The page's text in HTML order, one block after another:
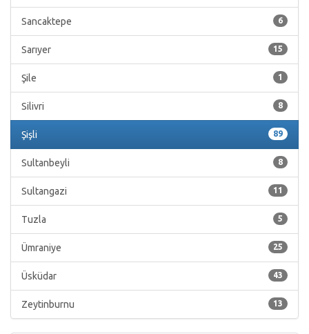
6
Sancaktepe
15
Sarıyer
1
Şile
8
Silivri
89
Şişli
8
Sultanbeyli
11
Sultangazi
5
Tuzla
25
Ümraniye
43
Üsküdar
13
Zeytinburnu